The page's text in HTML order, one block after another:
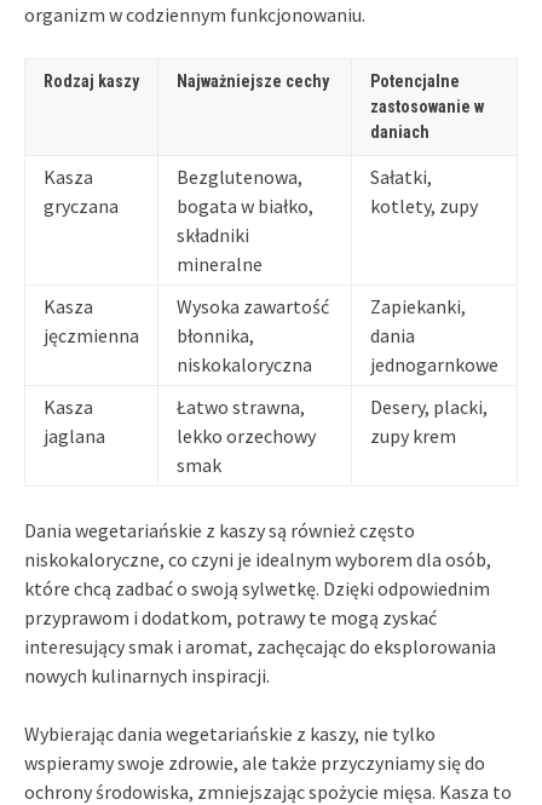
organizm w codziennym funkcjonowaniu.
Rodzaj kaszy Najważniejsze cechy
Potencjalne
zastosowanie w
daniach
Kasza
gryczana
Bezglutenowa,
bogata w białko,
składniki
mineralne
Sałatki,
kotlety, zupy
Kasza
jęczmienna
Wysoka zawartość
błonnika,
niskokaloryczna
Zapiekanki,
dania
jednogarnkowe
Kasza
jaglana
Łatwo strawna,
lekko orzechowy
smak
Desery, placki,
zupy krem
Dania wegetariańskie z kaszy są również często
niskokaloryczne, co czyni je idealnym wyborem dla osób,
które chcą zadbać o swoją sylwetkę. Dzięki odpowiednim
przyprawom i dodatkom, potrawy te mogą zyskać
interesujący smak i aromat, zachęcając do eksplorowania
nowych kulinarnych inspiracji.
Wybierając dania wegetariańskie z kaszy, nie tylko
wspieramy swoje zdrowie, ale także przyczyniamy się do
ochrony środowiska, zmniejszając spożycie mięsa. Kasza to